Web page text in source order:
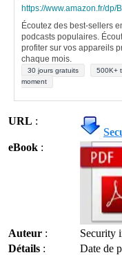
https://www.amazon.fr/dp/
Écoutez des best-sellers
podcasts populaires.
profiter sur vos appareils
chaque mois.
30 jours gratuits 500K+
moment
URL :
eBook :
Auteur :
Security
Détails : Date de